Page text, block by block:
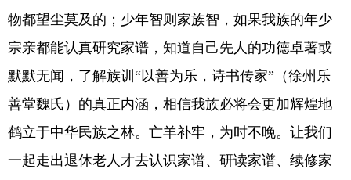
物都望尘莫及的；少年智则家族智，如果我族的年少
宗亲都能认真研究家谱，知道自己先人的功德卓著或
默默无闻，了解族训“以善为乐，诗书传家”（徐州乐
善堂魏氏）的真正内涵，相信我族必将会更加辉煌地
鹤立于中华民族之林。亡羊补牢，为时不晚。让我们
一起走出退休老人才去认识家谱、研读家谱、续修家